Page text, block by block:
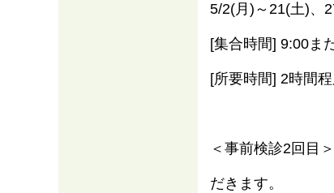
5/2(月)～21(土)、
[集合時間] 9:00ま
[所要時間] 2時間
＜事前検診2回目
だきます。